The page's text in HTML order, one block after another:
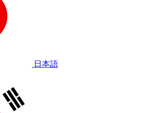
日本語